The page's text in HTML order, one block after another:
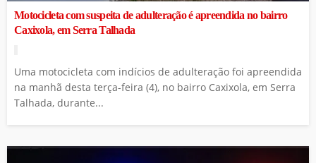
Motocicleta com suspeita de adulteração é apreendida no bairro
Caxixola, em Serra Talhada
Uma motocicleta com indícios de adulteração foi apreendida
na manhã desta terça-feira (4), no bairro Caxixola, em Serra
Talhada, durante...